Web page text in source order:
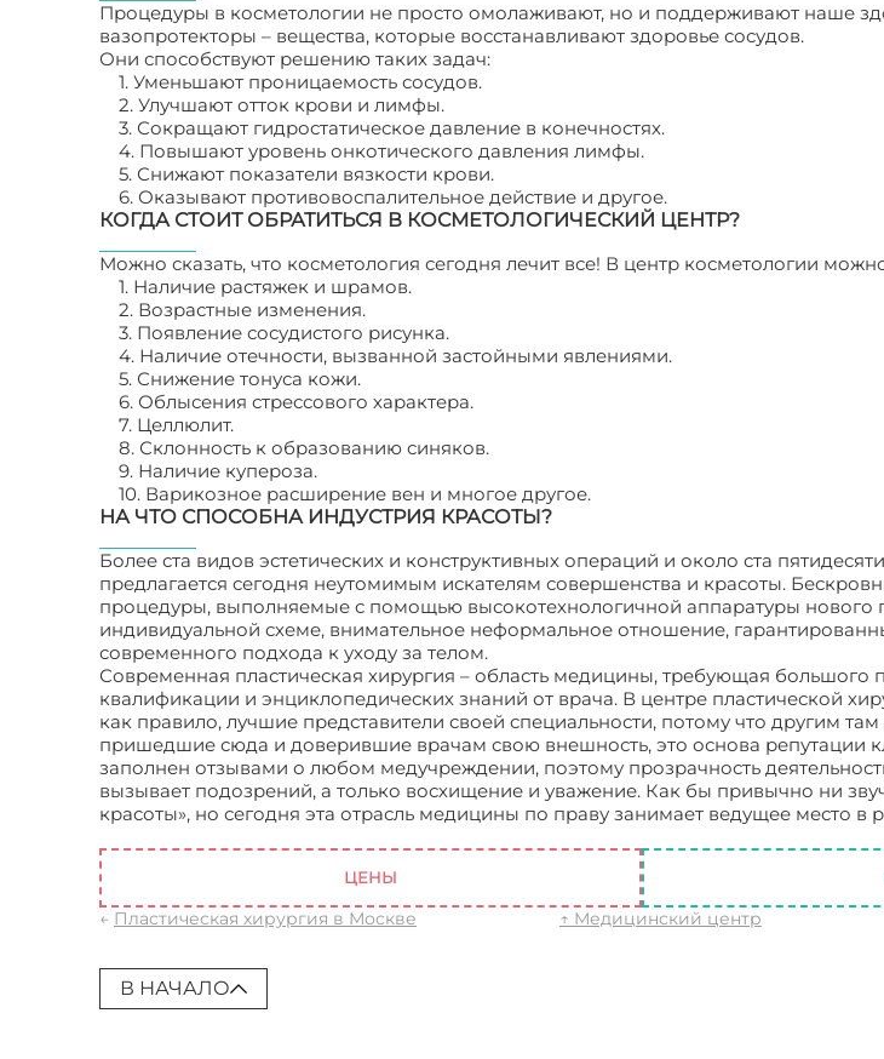
Процедуры в косметологии не просто омолаживают, но и поддерживают наше
вазопротекторы – вещества, которые восстанавливают здоровье сосудов.
Они способствуют решению таких задач:
1. Уменьшают проницаемость сосудов.
2. Улучшают отток крови и лимфы.
3. Сокращают гидростатическое давление в конечностях.
4. Повышают уровень онкотического давления лимфы.
5. Снижают показатели вязкости крови.
6. Оказывают противовоспалительное действие и другое.
КОГДА СТОИТ ОБРАТИТЬСЯ В КОСМЕТОЛОГИЧЕСКИЙ ЦЕНТР?
Можно сказать, что косметология сегодня лечит все! В центр косметологии
1. Наличие растяжек и шрамов.
2. Возрастные изменения.
3. Появление сосудистого рисунка.
4. Наличие отечности, вызванной застойными явлениями.
5. Снижение тонуса кожи.
6. Облысения стрессового характера.
7. Целлюлит.
8. Склонность к образованию синяков.
9. Наличие купероза.
10. Варикозное расширение вен и многое другое.
НА ЧТО СПОСОБНА ИНДУСТРИЯ КРАСОТЫ?
Более ста видов эстетических и конструктивных операций и около ста
предлагается сегодня неутомимым искателям совершенства и красоты.
процедуры, выполняемые с помощью высокотехнологичной аппаратуры нового
индивидуальной схеме, внимательное неформальное отношение,
современного подхода к уходу за телом.
Современная пластическая хирургия – область медицины, требующая большого
квалификации и энциклопедических знаний от врача. В центре пластической
как правило, лучшие представители своей специальности, потому что другим
пришедшие сюда и доверившие врачам свою внешность, это основа репутации
заполнен отзывами о любом медучреждении, поэтому прозрачность
вызывает подозрений, а только восхищение и уважение. Как бы привычно ни
красоты», но сегодня эта отрасль медицины по праву занимает ведущее место в
ЦЕНЫ
← Пластическая хирургия в Москве ↑ Медицинский центр
В НАЧАЛО